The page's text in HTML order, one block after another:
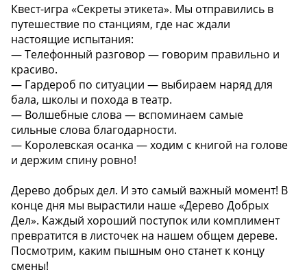
Квест-игра «Секреты этикета». Мы отправились в
путешествие по станциям, где нас ждали
настоящие испытания:
— Телефонный разговор — говорим правильно и
красиво.
— Гардероб по ситуации — выбираем наряд для
бала, школы и похода в театр.
— Волшебные слова — вспоминаем самые
сильные слова благодарности.
— Королевская осанка — ходим с книгой на голове
и держим спину ровно!
Дерево добрых дел. И это самый важный момент! В
конце дня мы вырастили наше «Дерево Добрых
Дел». Каждый хороший поступок или комплимент
превратится в листочек на нашем общем дереве.
Посмотрим, каким пышным оно станет к концу
смены!